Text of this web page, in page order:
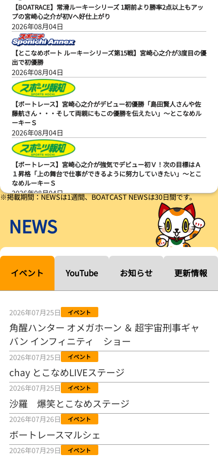
【BOATRACE】常滑ルーキーシリーズ 1期前より勝率2点以上もアッ
プの宮崎心之介が初Vへ好仕上がり
2026年08月04日
【とこなめボート ルーキーシリーズ第15戦】宮崎心之介が3度目の優
出で初優勝
2026年08月04日
【ボートレース】宮崎心之介がデビュー初優勝「島田賢人さんや佐
藤航さん・・・そして両親にもこの優勝を伝えたい」～とこなめル
ーキーＳ
2026年08月04日
【ボートレース】宮崎心之介が強気でデビュー初Ｖ！次の目標はＡ
１昇格「上の舞台で仕事ができるように努力していきたい」～とこ
なめルーキーＳ
2026年08月04日
【ルーキーシリーズ第15戦】塚越海斗「伸びを生かす方向で」4カド
から攻める／とこなめボートレース
【常滑ボート・ルーキーＳ】宮崎心之介 うれしいデビュー初優勝
「このままＡ１になれるように」
2026年08月04日
ド！／常滑ボート
2026年08月04日
【ボートレース】「しょっぱいですね」初優勝の宮崎心之介が水神
祭で満面の笑み／常滑 - 日刊スポーツ
2026年08月04日
【ボート】とこなめルーキーＳ 宮崎心之介がデビューから１年９カ
月で初優勝
2026年08月04日
【ボートレース】12R優勝戦のスタート特訓実施 初Ｖ目指す宮崎心
之介の仕上がり上々／常滑 - 日刊スポーツ
2026年08月04日
※掲載期間：NEWSは1週間、BOATCAST NEWSは30日間です。
NEWS
イベント YouTube お知らせ 更新情報
2026年07月25日 イベント
角醒ハンター オメガホーン ＆ 超宇宙刑事ギャ
バン インフィニティ ショー
2026年07月25日 イベント
chay とこなめLIVEステージ
2026年07月25日 イベント
沙羅 爆笑とこなめステージ
2026年07月26日 イベント
ボートレースマルシェ
2026年07月29日 イベント